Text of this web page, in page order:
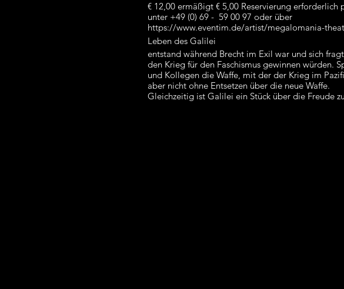
€ 12,00 ermäßigt € 5,00 Reservierung
unter +49 (0) 69 - 59 00 97 oder über
https://www.eventim.de/artist/megalomania-
Leben des Galilei
entstand während Brecht im Exil war und sich
den Krieg für den Faschismus gewinnen würden.
und Kollegen die Waffe, mit der der Krieg im
aber nicht ohne Entsetzen über die neue Waffe.
Gleichzeitig ist Galilei ein Stück über die Freude